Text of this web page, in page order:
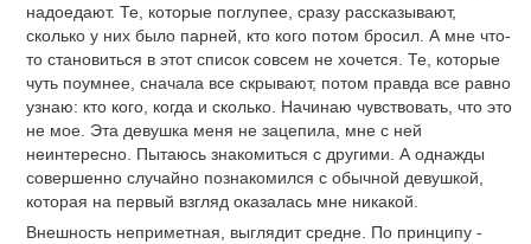
надоедают. Те, которые поглупее, сразу рассказывают,
сколько у них было парней, кто кого потом бросил. А мне что-
то становиться в этот список совсем не хочется. Те, которые
чуть поумнее, сначала все скрывают, потом правда все равно
узнаю: кто кого, когда и сколько. Начинаю чувствовать, что это
не мое. Эта девушка меня не зацепила, мне с ней
неинтересно. Пытаюсь знакомиться с другими. А однажды
совершенно случайно познакомился с обычной девушкой,
которая на первый взгляд оказалась мне никакой.
Внешность неприметная, выглядит средне. По принципу -